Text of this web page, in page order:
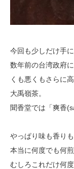
今回も少しだけ手
数年前の台湾政府
くも悪くもさらに
大禹嶺茶。
聞香堂では「爽香
やっぱり味も香り
本当に何度でも何
むしろこれだけ何